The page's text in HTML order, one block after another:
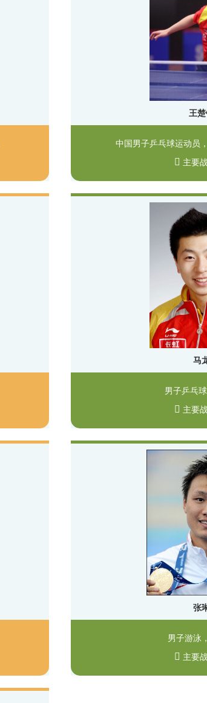
王
中国男子乒乓球运动员
主要
马
男子乒乓球
主要
张
男子游泳
主要